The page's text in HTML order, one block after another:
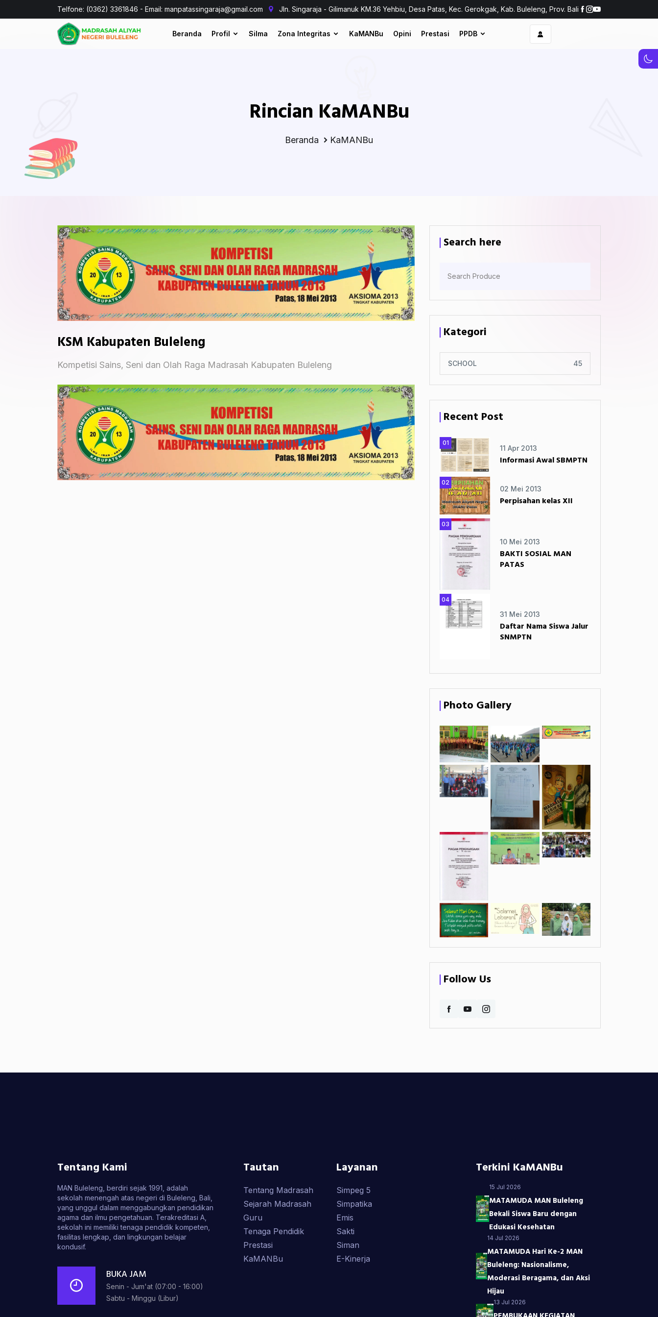
Telfone: (0362) 3361846 - Email: manpatassingaraja@gmail.com Jln. Singaraja - Gilimanuk KM.36 Yehbiu, Desa Patas, Kec. Gerokgak, Kab. Buleleng, Prov. Bali
Beranda Profil Silma Zona Integritas KaMANBu Opini Prestasi PPDB
Rincian KaMANBu
Beranda KaMANBu
KSM Kabupaten Buleleng
Kompetisi Sains, Seni dan Olah Raga Madrasah Kabupaten Buleleng
Search here
Kategori
SCHOOL 45
Recent Post
01
11 Apr 2013
Informasi Awal SBMPTN
02
02 Mei 2013
Perpisahan kelas XII
03
10 Mei 2013
BAKTI SOSIAL MAN
PATAS
04
31 Mei 2013
Daftar Nama Siswa Jalur
SNMPTN
Photo Gallery
Follow Us
Tentang Kami
MAN Buleleng, berdiri sejak 1991, adalah
sekolah menengah atas negeri di Buleleng, Bali,
yang unggul dalam menggabungkan pendidikan
agama dan ilmu pengetahuan. Terakreditasi A,
sekolah ini memiliki tenaga pendidik kompeten,
fasilitas lengkap, dan lingkungan belajar
kondusif.
BUKA JAM
Senin - Jum'at (07:00 - 16:00)
Sabtu - Minggu (Libur)
Tautan
Tentang Madrasah
Sejarah Madrasah
Guru
Tenaga Pendidik
Prestasi
KaMANBu
Layanan
Simpeg 5
Simpatika
Emis
Sakti
Siman
E-Kinerja
Terkini KaMANBu
15 Jul 2026
MATAMUDA MAN Buleleng
Bekali Siswa Baru dengan
Edukasi Kesehatan
14 Jul 2026
MATAMUDA Hari Ke-2 MAN
Buleleng: Nasionalisme,
Moderasi Beragama, dan Aksi
Hijau
13 Jul 2026